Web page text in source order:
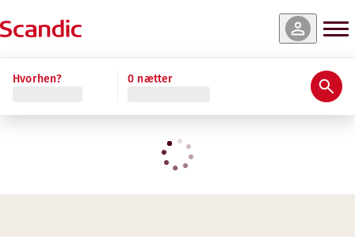
Hvorhen? 0 nætter